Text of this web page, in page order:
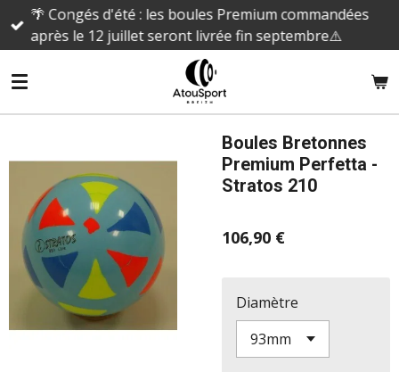
Passer
principal
🌴 Congés d'été : les boules Premium commandées
après le 12 juillet seront livrée fin septembre⚠️
Boules Bretonnes
Premium Perfetta -
Stratos 210
106,90 €
Diamètre